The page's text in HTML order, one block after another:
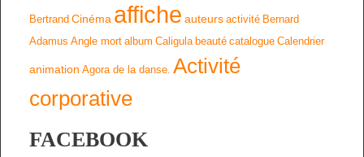
Bertrand Cinéma affiche auteurs activité Bernard
Adamus Angle mort album Caligula beauté catalogue Calendrier
animation Agora de la danse. Activité
corporative
FACEBOOK